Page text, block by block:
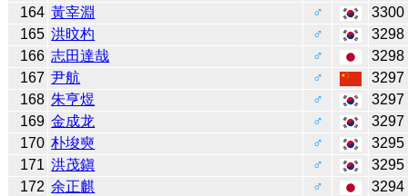
164 黃宰淵 ♂
3300
165 洪旼杓 ♂
3298
166 志田達哉 ♂
3298
167 尹航 ♂
3297
168 朱亨煜 ♂
3297
169 金成龙 ♂
3297
170 朴埈奭 ♂
3295
171 洪茂鎭 ♂
3295
172 余正麒 ♂
3294